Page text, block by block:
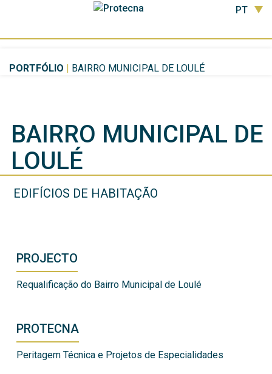
PT
PORTFÓLIO | BAIRRO MUNICIPAL DE LOULÉ
BAIRRO MUNICIPAL DE
LOULÉ
EDIFÍCIOS DE HABITAÇÃO
PROJECTO
Requalificação do Bairro Municipal de Loulé
PROTECNA
Peritagem Técnica e Projetos de Especialidades